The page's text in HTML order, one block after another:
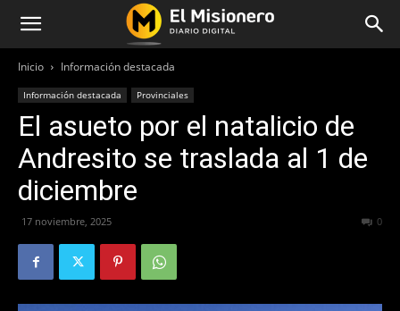
Inicio Información destacada
Información destacada Provinciales
El asueto por el natalicio de
Andresito se traslada al 1 de
diciembre
17 noviembre, 2025 0